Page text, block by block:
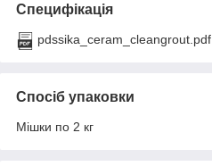
Специфікація
pdssika_ceram_cleangrout.pdf
Спосіб упаковки
Мішки по 2 кг